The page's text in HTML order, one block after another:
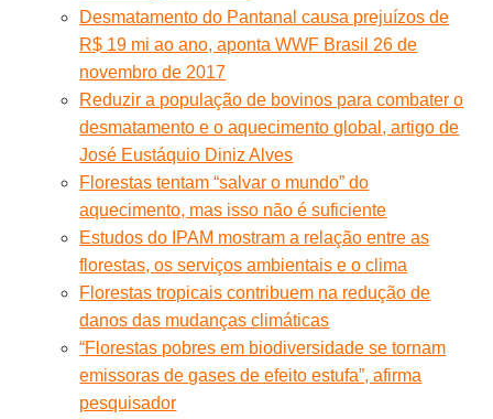
Desmatamento do Pantanal causa prejuízos de
R$ 19 mi ao ano, aponta WWF Brasil 26 de
novembro de 2017
Reduzir a população de bovinos para combater o
desmatamento e o aquecimento global, artigo de
José Eustáquio Diniz Alves
Florestas tentam “salvar o mundo” do
aquecimento, mas isso não é suficiente
Estudos do IPAM mostram a relação entre as
florestas, os serviços ambientais e o clima
Florestas tropicais contribuem na redução de
danos das mudanças climáticas
“Florestas pobres em biodiversidade se tornam
emissoras de gases de efeito estufa”, afirma
pesquisador